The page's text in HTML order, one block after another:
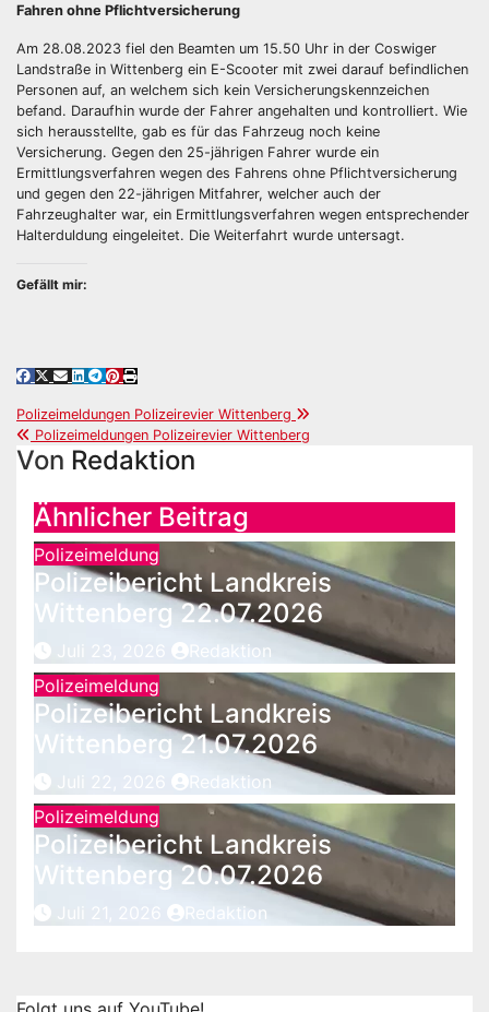
Fahren ohne Pflichtversicherung
Am 28.08.2023 fiel den Beamten um 15.50 Uhr in der Coswiger
Landstraße in Wittenberg ein E-Scooter mit zwei darauf befindlichen
Personen auf, an welchem sich kein Versicherungskennzeichen
befand. Daraufhin wurde der Fahrer angehalten und kontrolliert. Wie
sich herausstellte, gab es für das Fahrzeug noch keine
Versicherung. Gegen den 25-jährigen Fahrer wurde ein
Ermittlungsverfahren wegen des Fahrens ohne Pflichtversicherung
und gegen den 22-jährigen Mitfahrer, welcher auch der
Fahrzeughalter war, ein Ermittlungsverfahren wegen entsprechender
Halterduldung eingeleitet. Die Weiterfahrt wurde untersagt.
Gefällt mir:
Beitragsnavigation
Polizeimeldungen Polizeirevier Wittenberg
Polizeimeldungen Polizeirevier Wittenberg
Von Redaktion
Ähnlicher Beitrag
Polizeimeldung
Polizeibericht Landkreis
Wittenberg 22.07.2026
Juli 23, 2026
Redaktion
Polizeimeldung
Polizeibericht Landkreis
Wittenberg 21.07.2026
Juli 22, 2026
Redaktion
Polizeimeldung
Polizeibericht Landkreis
Wittenberg 20.07.2026
Juli 21, 2026 Redaktion